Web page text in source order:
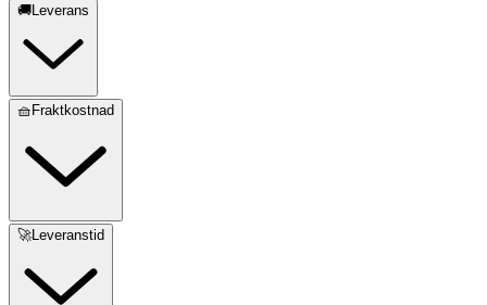
🚚Leverans
🧺Fraktkostnad
🚀Leveranstid